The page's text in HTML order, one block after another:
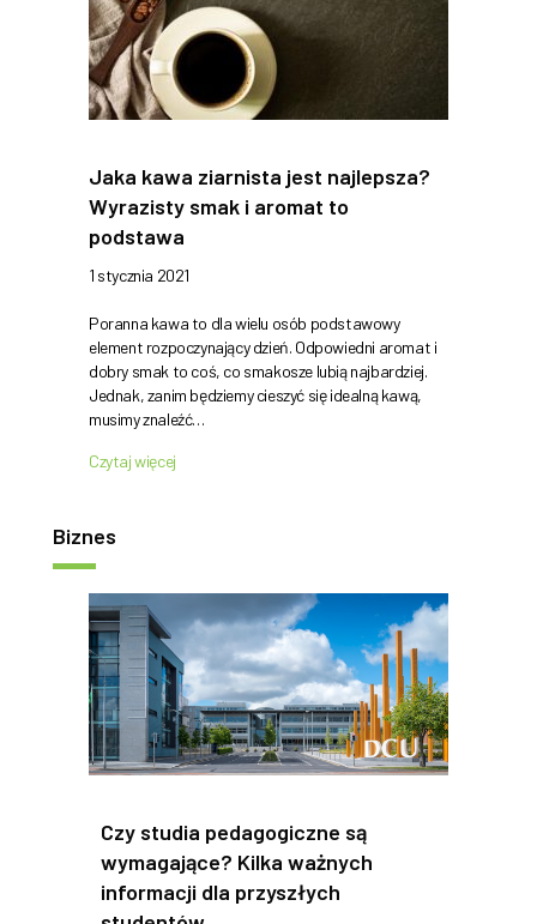
Jaka kawa ziarnista jest najlepsza?
Wyrazisty smak i aromat to
podstawa
1 stycznia 2021
Poranna kawa to dla wielu osób podstawowy
element rozpoczynający dzień. Odpowiedni aromat i
dobry smak to coś, co smakosze lubią najbardziej.
Jednak, zanim będziemy cieszyć się idealną kawą,
musimy znaleźć…
Czytaj więcej
Biznes
Czy studia pedagogiczne są
wymagające? Kilka ważnych
informacji dla przyszłych